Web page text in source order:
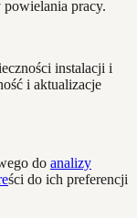
pracy.
instalacji i
i aktualizacje
do analizy
ści do ich preferencji